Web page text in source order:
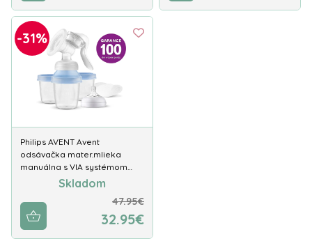
-31%
Philips AVENT Avent
odsávačka mater.mlieka
manuálna s VIA systémom…
Skladom
47.95€
32.95€